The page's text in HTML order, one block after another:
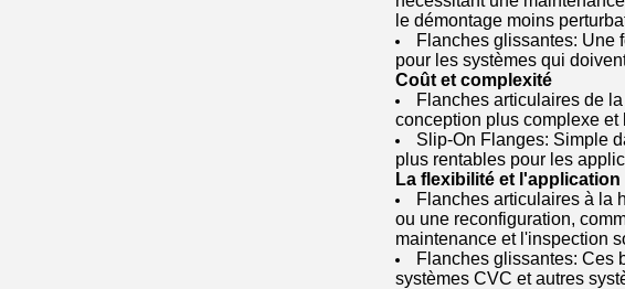
le démontage moins
Flanches glissantes: Une
pour les systèmes qui
Coût et complexité
Flanches articulaires de
conception plus complexe
Slip-On Flanges: Simple
plus rentables pour les
La flexibilité et l'application
Flanches articulaires à la
ou une reconfiguration,
maintenance et l'inspection
Flanches glissantes: Ces
systèmes CVC et autres